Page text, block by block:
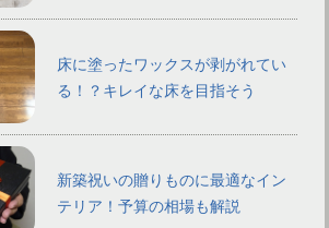
床に塗ったワックスが剥がれてい
る！？キレイな床を目指そう
新築祝いの贈りものに最適なイン
テリア！予算の相場も解説